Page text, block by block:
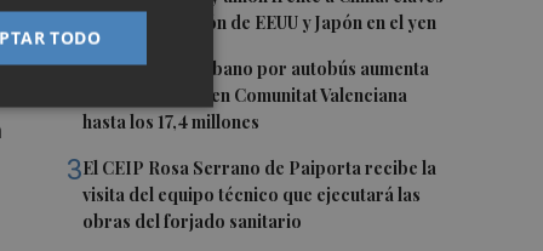
de la intervención de EEUU y Japón en el yen
2El transporte urbano por autobús aumenta
un 1,9% en junio en Comunitat Valenciana
hasta los 17,4 millones
3El CEIP Rosa Serrano de Paiporta recibe la
visita del equipo técnico que ejecutará las
obras del forjado sanitario
TODO